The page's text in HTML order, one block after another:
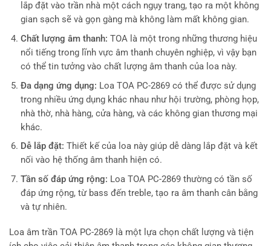
lắp đặt vào trần nhà một cách ngụy trang, tạo ra một không
gian sạch sẽ và gọn gàng mà không làm mất không gian.
Chất lượng âm thanh: TOA là một trong những thương hiệu
nổi tiếng trong lĩnh vực âm thanh chuyên nghiệp, vì vậy bạn
có thể tin tưởng vào chất lượng âm thanh của loa này.
Đa dạng ứng dụng: Loa TOA PC-2869 có thể được sử dụng
trong nhiều ứng dụng khác nhau như hội trường, phòng họp,
nhà thờ, nhà hàng, cửa hàng, và các không gian thương mại
khác.
Dễ lắp đặt: Thiết kế của loa này giúp dễ dàng lắp đặt và kết
nối vào hệ thống âm thanh hiện có.
Tần số đáp ứng rộng: Loa TOA PC-2869 thường có tần số
đáp ứng rộng, từ bass đến treble, tạo ra âm thanh cân bằng
và tự nhiên.
Loa âm trần TOA PC-2869 là một lựa chọn chất lượng và tiện